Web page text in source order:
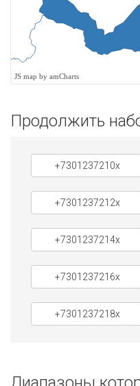
JS map by amCharts
Продолжить
+7301237210x
+7301237212x
+7301237214x
+7301237216x
+7301237218x